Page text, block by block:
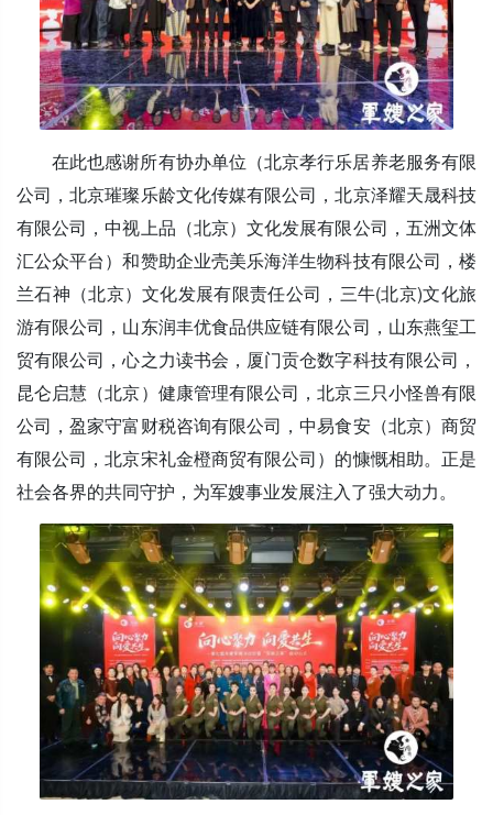
在此也感谢所有协办单位（北京孝行乐居养老服务有限
公司，北京璀璨乐龄文化传媒有限公司，北京泽耀天晟科技
有限公司，中视上品（北京）文化发展有限公司，五洲文体
汇公众平台）和赞助企业壳美乐海洋生物科技有限公司，楼
兰石神（北京）文化发展有限责任公司，三牛(北京)文化旅
游有限公司，山东润丰优食品供应链有限公司，山东燕玺工
贸有限公司，心之力读书会，厦门贡仓数字科技有限公司，
昆仑启慧（北京）健康管理有限公司，北京三只小怪兽有限
公司，盈家守富财税咨询有限公司，中易食安（北京）商贸
有限公司，北京宋礼金橙商贸有限公司）的慷慨相助。正是
社会各界的共同守护，为军嫂事业发展注入了强大动力。